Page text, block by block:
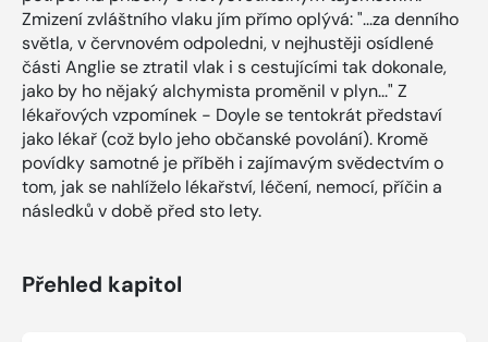
Zmizení zvláštního vlaku jím přímo oplývá: "...za denního
světla, v červnovém odpoledni, v nejhustěji osídlené
části Anglie se ztratil vlak i s cestujícími tak dokonale,
jako by ho nějaký alchymista proměnil v plyn..." Z
lékařových vzpomínek - Doyle se tentokrát představí
jako lékař (což bylo jeho občanské povolání). Kromě
povídky samotné je příběh i zajímavým svědectvím o
tom, jak se nahlíželo lékařství, léčení, nemocí, příčin a
následků v době před sto lety.
Přehled kapitol